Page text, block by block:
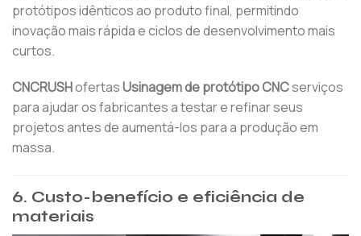
protótipos idênticos ao produto final, permitindo
inovação mais rápida e ciclos de desenvolvimento mais
curtos.
CNCRUSHofertasUsinagem de protótipo CNCserviços
para ajudar os fabricantes a testar e refinar seus
projetos antes de aumentá-los para a produção em
massa.
6. Custo-benefício e eficiência de
materiais